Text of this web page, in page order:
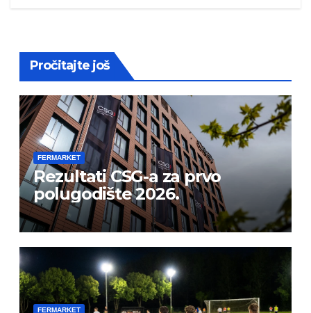
Pročitajte još
FERMARKET
Rezultati CSG-a za prvo
polugodište 2026.
FERMARKET